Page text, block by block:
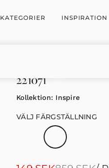
KATEGORIER INSPIRATION
221071
Kollektion: Inspire
VÄLJ FÄRGSTÄLLNING